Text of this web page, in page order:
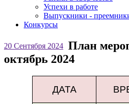
Успехи в работе
Выпускники -
Конкурсы
20 Сентября 2024 План
октябрь 2024
ДАТА